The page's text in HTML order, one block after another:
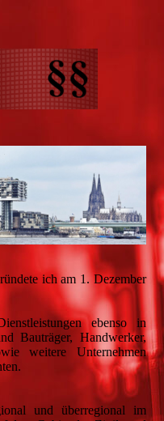
ich am 1. Dezember
ebenso in
Bauträger, Handwerker,
weitere Unternehmen
und überregional im